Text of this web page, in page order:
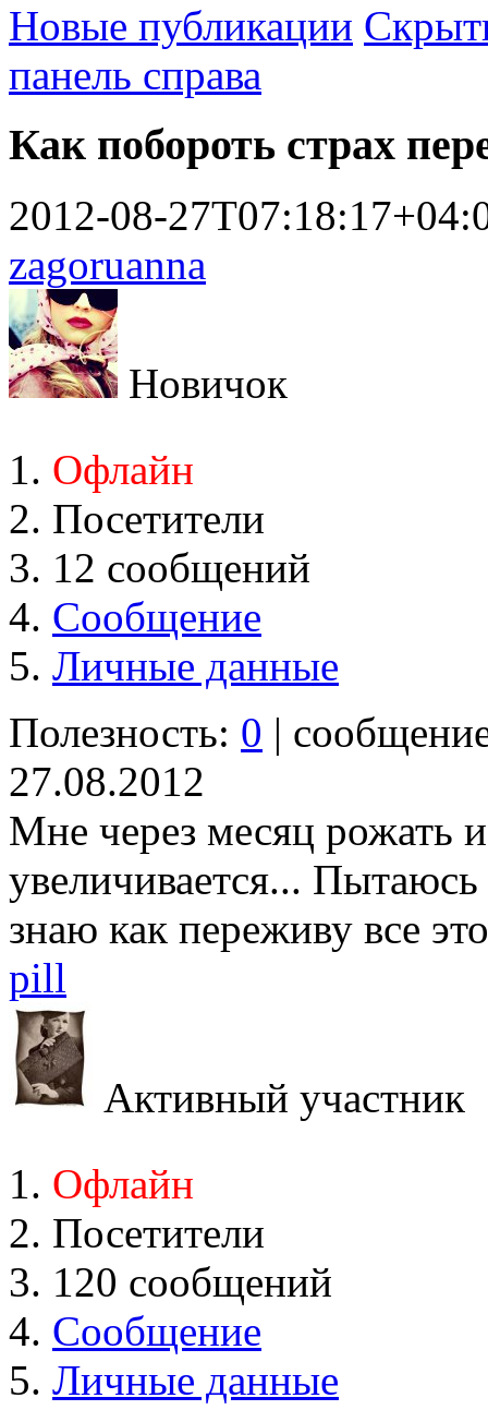
Новые публикации
панель справа
Как побороть страх
2012-08-
zagoruanna
Новичок
Офлайн
Посетители
12 сообщений
Сообщение
Личные данные
Полезность: 0 |
27.08.2012
Мне через месяц рожать
увеличивается...
знаю как переживу все
pill
Активный участник
Офлайн
Посетители
120 сообщений
Сообщение
Личные данные